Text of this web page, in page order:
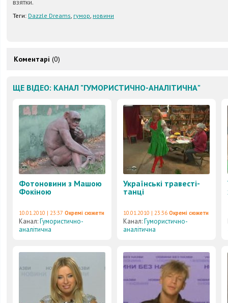
взятки.
Теги: Dazzle Dreams, гумор, новини
Коментарі (0)
ЩЕ ВІДЕО: КАНАЛ "ГУМОРИСТИЧНО-АНАЛІТИЧНА"
Фотоновини з Машою
Фокіною
10.01.2010 | 23:37 Окремі сюжети
Канал:Гумористично-
аналітична
Українські травесті-
танці
10.01.2010 | 23:36 Окремі сюжети
Канал:Гумористично-
аналітична